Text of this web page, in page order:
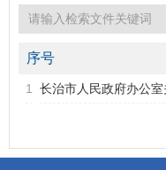
2022年第3期
2022年第2期
2022年第1期
2021年第5期
2021年第2期
序号
1